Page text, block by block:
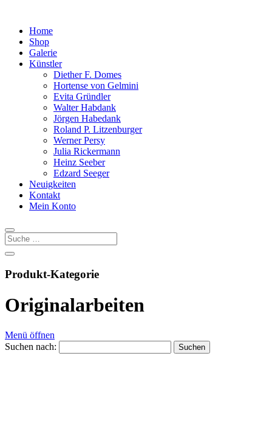
Home
Shop
Galerie
Künstler
Diether F. Domes
Hortense von Gelmini
Evita Gründler
Walter Habdank
Jörgen Habedank
Roland P. Litzenburger
Werner Persy
Julia Rickermann
Heinz Seeber
Edzard Seeger
Neuigkeiten
Kontakt
Mein Konto
Produkt-Kategorie
Originalarbeiten
Menü öffnen
Suchen nach: